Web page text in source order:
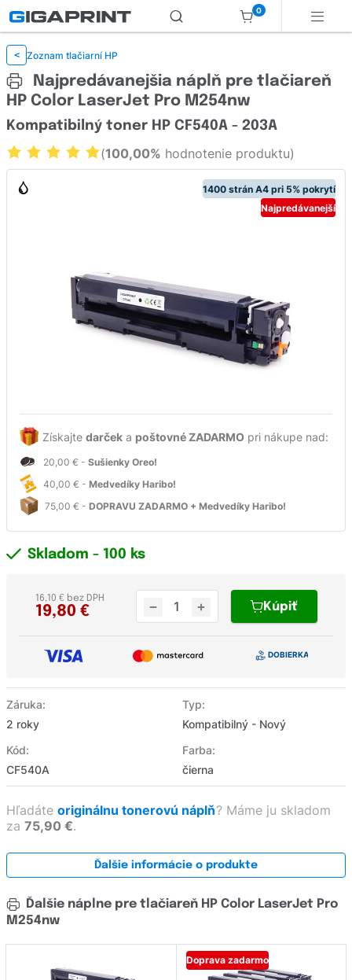
0
< Zoznam tlačiarní HP
Najpredávanejšia náplň pre tlačiareň
HP Color LaserJet Pro M254nw
1400 strán A4 pri 5% pokrytí
Najpredávanejší
Získajte darček a poštovné ZADARMO pri nákupe nad:
20,00 € - Sušienky Oreo!
40,00 € - Medvedíky Haribo!
75,00 € - DOPRAVU ZADARMO + Medvedíky Haribo!
Kompatibilný toner HP CF540A - 203A
(100,00% hodnotenie produktu)
Záruka:
2 roky
Typ:
Kompatibilný - Nový
Kód:
CF540A
Farba:
čierna
Skladom - 100 ks
19,80 €
16,10 € bez DPH
Kúpiť
Hľadáte originálnu tonerovú náplň? Máme ju skladom
za 75,90 €.
Ďalšie informácie o produkte
Ďalšie náplne pre tlačiareň HP Color LaserJet Pro
M254nw
Doprava zadarmo